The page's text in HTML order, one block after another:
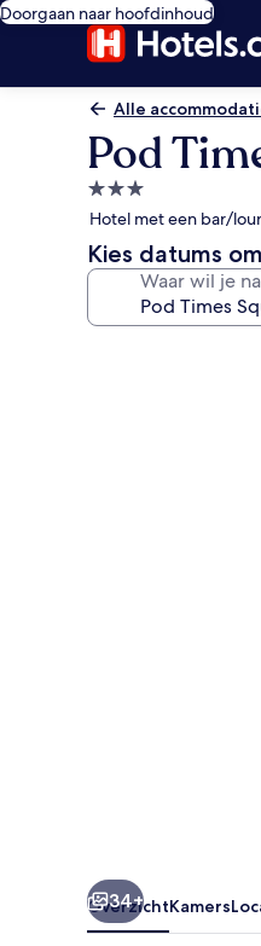
Doorgaan naar hoofdinhoud
Alle
Pod
3.0-
Hotel met een bar/
Kies datums
Waar wil je
34+
OverzichtKamers